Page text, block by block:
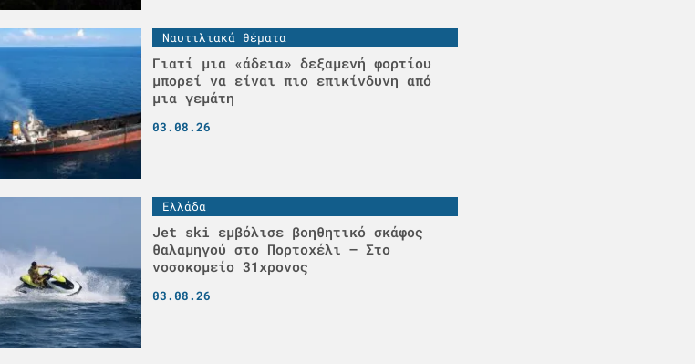
Ναυτιλιακά θέματα
Γιατί μια «άδεια» δεξαμενή φορτίου
μπορεί να είναι πιο επικίνδυνη από
μια γεμάτη
03.08.26
Ελλάδα
Jet ski εμβόλισε βοηθητικό σκάφος
θαλαμηγού στο Πορτοχέλι – Στο
νοσοκομείο 31χρονος
03.08.26